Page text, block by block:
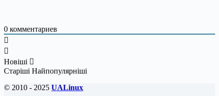
0 комментариев
Новіші
Старіші Найпопулярніші
© 2010 - 2025 UALinux